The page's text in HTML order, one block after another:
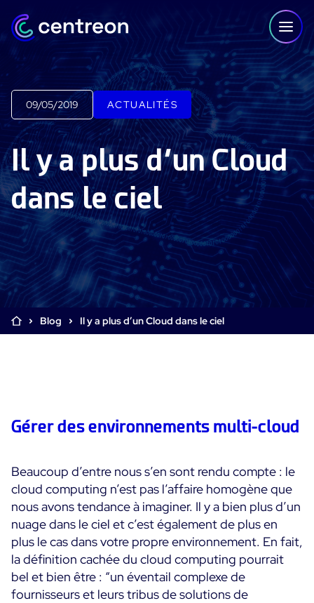
PLATEFORME
Centreon Infra Monitoring - Démo Produit
Centreon Infra Monitoring - Essai gratuit
Centreon Experience Monitoring - Démo Produit
Centreon Experience Monitoring - Essai Gratuit
IT Infrastructure Monitoring
Supervision Cloud & Legacy
Fonctionnalités
Tableaux de bord métier
Maîtrise des coûts intégrée
Analyse détaillée de la performance web
Tableaux de bord métier & techniques
Mesure de la sobriété numérique
Tests de montée en charge
Démo Produit
Centreon Infra Monitoring - Démo Produit
Centreon Infra Monitoring - Essai gratuit
Centreon Experience Monitoring - Démo Produit
Centreon Experience Monitoring - Essai Gratuit
09/05/2019 ACTUALITÉS
Il y a plus d’un Cloud
dans le ciel
Blog Il y a plus d’un Cloud dans le ciel
Gérer des environnements multi-cloud
Beaucoup d’entre nous s’en sont rendu compte : le
cloud computing n’est pas l’affaire homogène que
nous avons tendance à imaginer. Il y a bien plus d’un
nuage dans le ciel et c’est également de plus en
plus le cas dans votre propre environnement. En fait,
la définition cachée du cloud computing pourrait
bel et bien être : “un éventail complexe de
fournisseurs et leurs tribus de solutions de